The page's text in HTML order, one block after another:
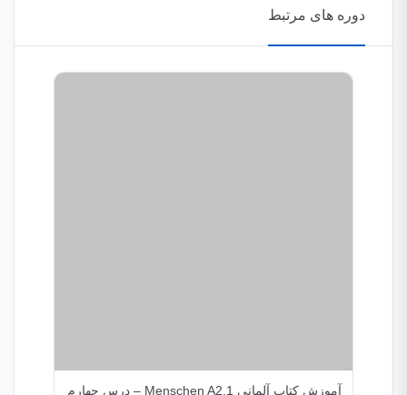
دوره های مرتبط
آموزش کتاب آلمانی Menschen A2.1 – درس چهارم